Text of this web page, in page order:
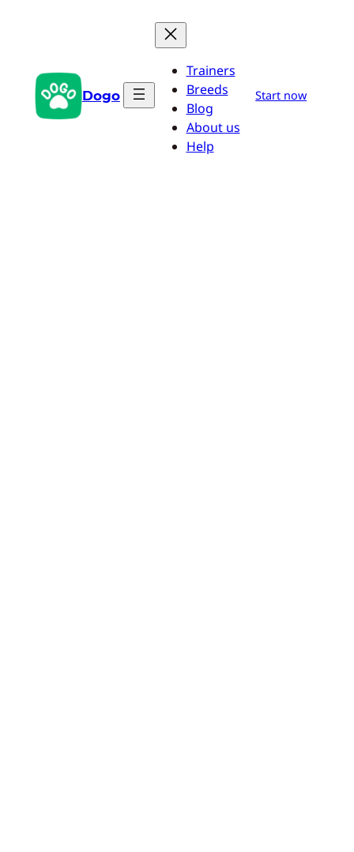
Dogo
Trainers
Breeds
Blog
About us
Help
Start now